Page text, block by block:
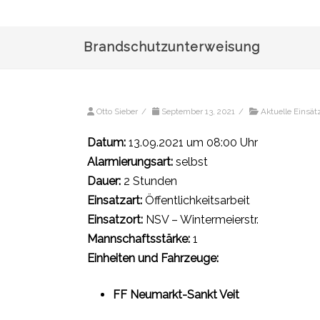
Brandschutzunterweisung
Otto Sieber / September 13, 2021 / Aktuelle
Datum: 13.09.2021 um 08:00 Uhr
Alarmierungsart: selbst
Dauer: 2 Stunden
Einsatzart: Öffentlichkeitsarbeit
Einsatzort: NSV – Wintermeierstr.
Mannschaftsstärke: 1
Einheiten und Fahrzeuge:
FF Neumarkt-Sankt Veit